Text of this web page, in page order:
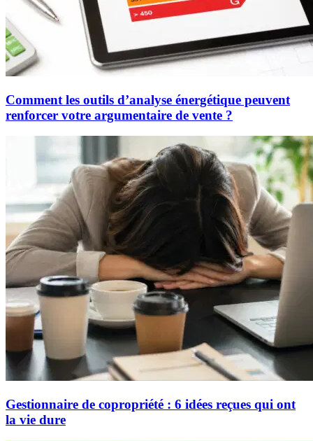
Comment les outils d’analyse énergétique peuvent
renforcer votre argumentaire de vente ?
Gestionnaire de copropriété : 6 idées reçues qui ont
la vie dure